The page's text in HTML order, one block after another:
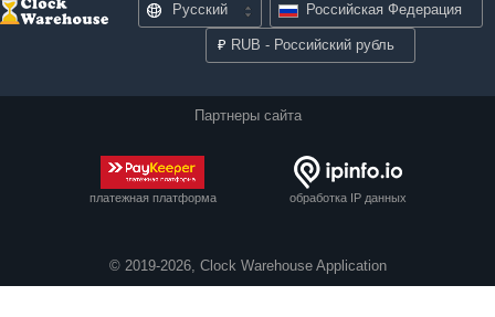
Русский Российская Федерация
₽ RUB - Российский рубль
Партнеры сайта
платежная платформа обработка IP данных
© 2019-2026, Clock Warehouse Application